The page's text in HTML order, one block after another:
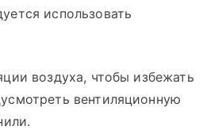
использовать
воздуха, чтобы избежать
вентиляционную